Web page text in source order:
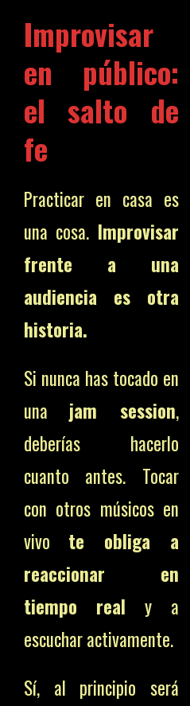
Improvisar
en público:
el salto de
fe
Practicar en casa es
una cosa. Improvisar
frente a una
audiencia es otra
historia.
Si nunca has tocado en
una jam session,
deberías hacerlo
cuanto antes. Tocar
con otros músicos en
vivo te obliga a
reaccionar en
tiempo real y a
escuchar activamente.
Sí, al principio será